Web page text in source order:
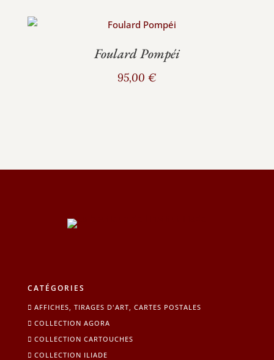
Foulard Pompéi
95,00 €
CATÉGORIES
AFFICHES, TIRAGES D'ART, CARTES POSTALES
COLLECTION AGORA
COLLECTION CARTOUCHES
COLLECTION ILIADE